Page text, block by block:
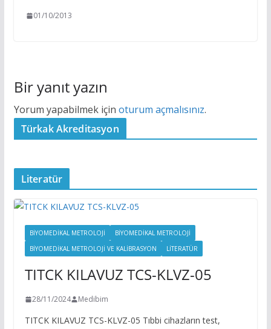
01/10/2013
Bir yanıt yazın
Yorum yapabilmek için oturum açmalısınız.
Türkak Akreditasyon
Literatür
BIYOMEDIKAL METROLOJI
BİYOMEDİKAL METROLOJİ
BIYOMEDIKAL METROLOJI VE KALIBRASYON
LITERATÜR
TITCK KILAVUZ TCS-KLVZ-05
28/11/2024 Medibim
TITCK KILAVUZ TCS-KLVZ-05 Tıbbi cihazların test,